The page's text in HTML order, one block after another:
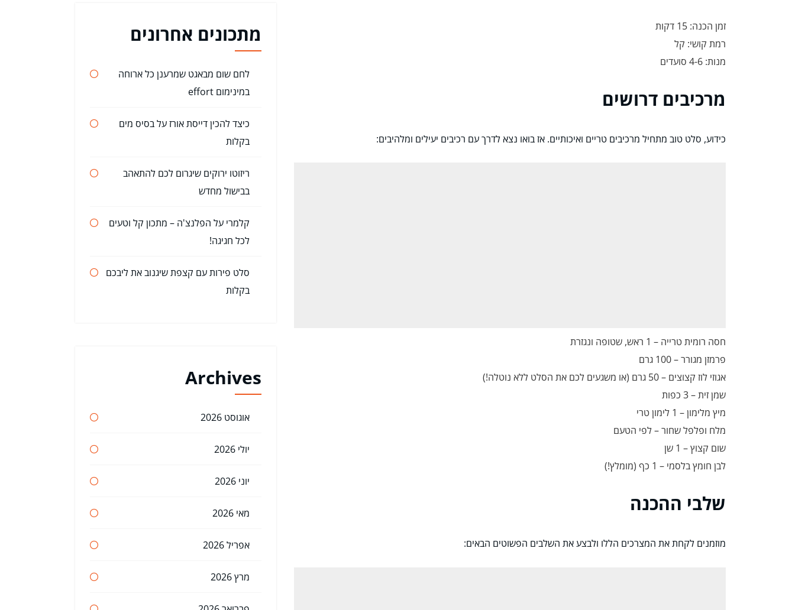
זמן הכנה: 15 דקות
רמת קושי: קל
מנות: 4-6 סועדים
מרכיבים דרושים
כידוע, סלט טוב מתחיל מרכיבים טריים ואיכותיים. אז בואו נצא לדרך עם רכיבים יעילים ומלהיבים:
חסה רומית טרייה – 1 ראש, שטופה ונגזרת
פרמזן מגורר – 100 גרם
אגוזי לוז קצוצים – 50 גרם (או משגעים לכם את הסלט ללא נוטלה!)
שמן זית – 3 כפות
מיץ מלימון – 1 לימון טרי
מלח ופלפל שחור – לפי הטעם
שום קצוץ – 1 שן
לבן חומץ בלסמי – 1 כף (מומלץ!)
שלבי ההכנה
מוזמנים לקחת את המצרכים הללו ולבצע את השלבים הפשוטים הבאים:
מתכונים אחרונים
לחם שום מבאגט שמרענן כל ארוחה
במינימום effort
כיצד להכין דייסת אורז על בסיס מים
בקלות
ריזוטו ירוקים שיגרום לכם להתאהב
בבישול מחדש
קלמרי על הפלנצ'ה – מתכון קל וטעים
לכל חגיגה!
סלט פירות עם קצפת שיגנוב את ליבכם
בקלות
Archives
אוגוסט 2026
יולי 2026
יוני 2026
מאי 2026
אפריל 2026
מרץ 2026